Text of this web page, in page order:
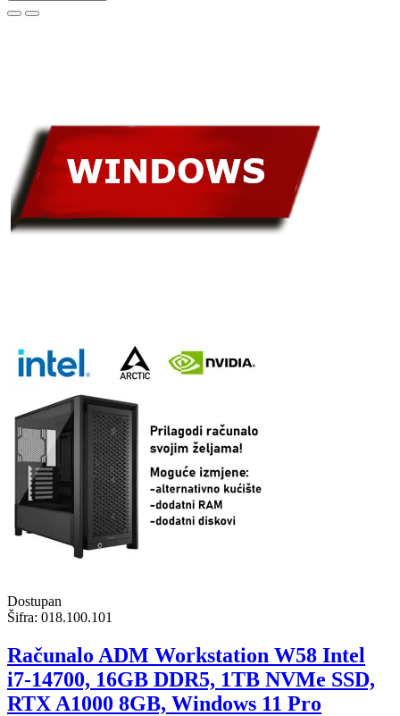
Dostupan
Šifra: 018.100.101
Računalo ADM Workstation W58 Intel
i7-14700, 16GB DDR5, 1TB NVMe SSD,
RTX A1000 8GB, Windows 11 Pro